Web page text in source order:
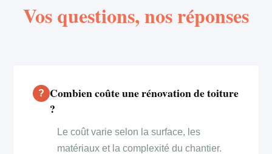
Vos questions, nos réponses
Combien coûte une rénovation de toiture
?
Le coût varie selon la surface, les
matériaux et la complexité du chantier.